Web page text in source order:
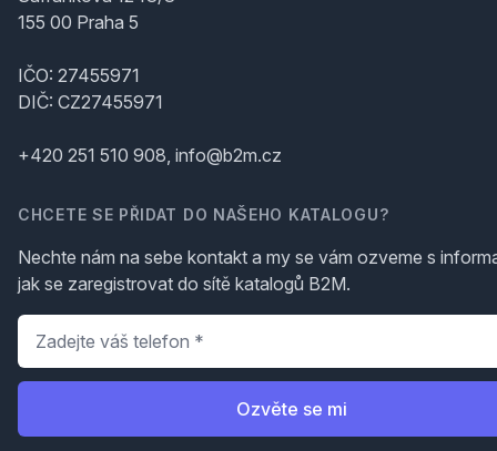
155 00 Praha 5
IČO: 27455971
DIČ: CZ27455971
+420 251 510 908, info@b2m.cz
CHCETE SE PŘIDAT DO NAŠEHO KATALOGU?
Nechte nám na sebe kontakt a my se vám ozveme s
jak se zaregistrovat do sítě katalogů B2M.
Telefon
Ozvěte se mi